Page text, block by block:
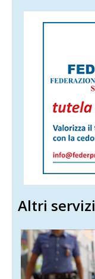
Altri servizi